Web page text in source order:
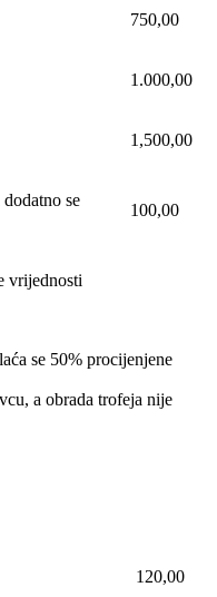
750,00
1.000,00
1,500,00
se
100,00
vrijednosti
se 50% procijenjene
a obrada trofeja nije
120,00